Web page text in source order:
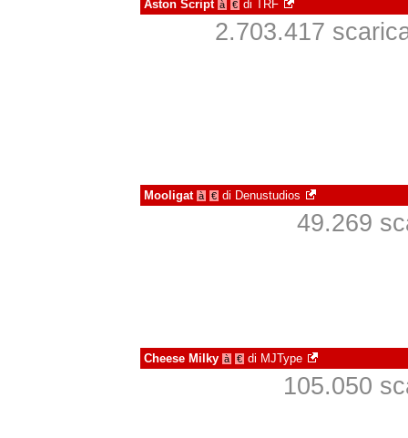
Aston Script à € di TRF
2.703.417
Mooligat à € di Denustudios
49.269
Cheese Milky à € di MJType
105.050